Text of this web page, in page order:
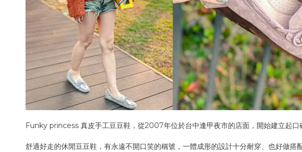
Funky princess 真皮手工豆豆鞋，從2007年位於台中逢甲夜市的店面，開始建立起口
舒適好走的休閒豆豆鞋，有永遠不開口笑的稱號，一體成形的設計十分耐穿、也好做搭